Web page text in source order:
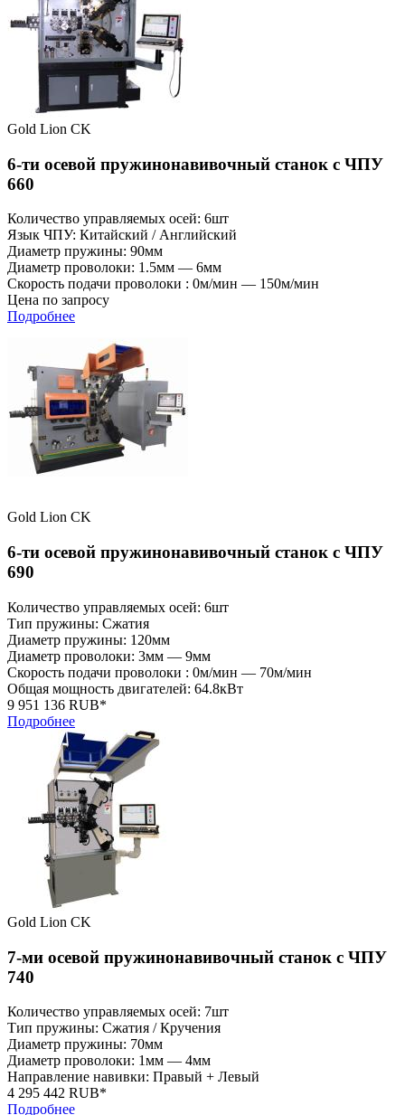
Gold Lion CK
6-ти осевой пружинонавивочный станок с ЧПУ
660
Количество управляемых осей: 6шт
Язык ЧПУ: Китайский / Английский
Диаметр пружины: 90мм
Диаметр проволоки: 1.5мм — 6мм
Скорость подачи проволоки : 0м/мин — 150м/мин
Цена по запросу
Подробнее
Gold Lion CK
6-ти осевой пружинонавивочный станок с ЧПУ
690
Количество управляемых осей: 6шт
Тип пружины: Сжатия
Диаметр пружины: 120мм
Диаметр проволоки: 3мм — 9мм
Скорость подачи проволоки : 0м/мин — 70м/мин
Общая мощность двигателей: 64.8кВт
9 951 136 RUB*
Подробнее
Gold Lion CK
7-ми осевой пружинонавивочный станок с ЧПУ
740
Количество управляемых осей: 7шт
Тип пружины: Сжатия / Кручения
Диаметр пружины: 70мм
Диаметр проволоки: 1мм — 4мм
Направление навивки: Правый + Левый
4 295 442 RUB*
Подробнее